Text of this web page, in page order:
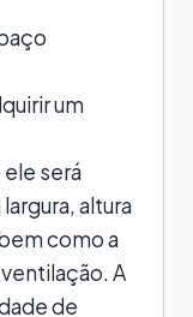
um
será
altura
como a
A
de